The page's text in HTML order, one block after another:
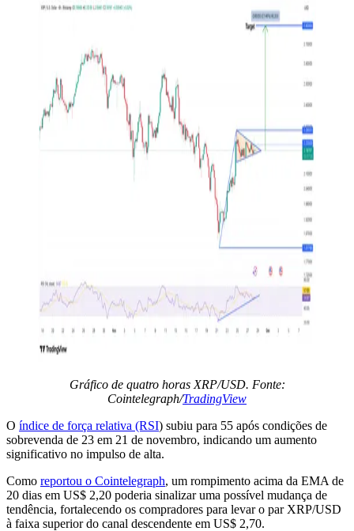
Gráfico de quatro horas XRP/USD. Fonte:
Cointelegraph/TradingView
O índice de força relativa (RSI) subiu para 55 após condições de
sobrevenda de 23 em 21 de novembro, indicando um aumento
significativo no impulso de alta.
Como reportou o Cointelegraph, um rompimento acima da EMA de
20 dias em US$ 2,20 poderia sinalizar uma possível mudança de
tendência, fortalecendo os compradores para levar o par XRP/USD
à faixa superior do canal descendente em US$ 2,70.